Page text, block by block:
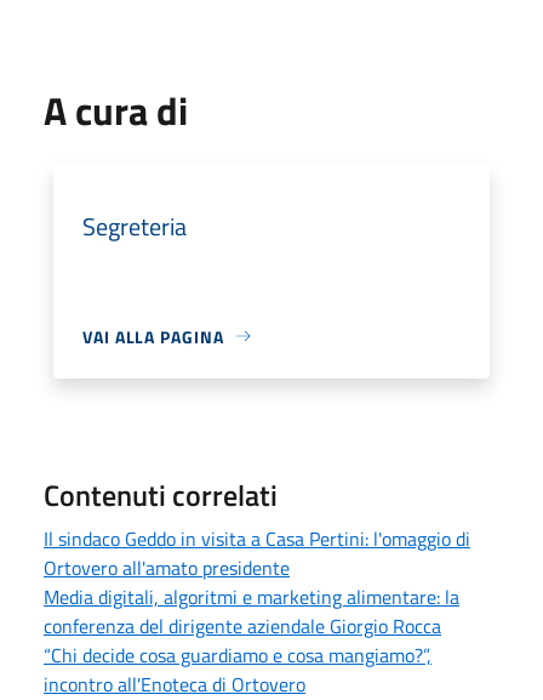
A cura di
Segreteria
VAI ALLA PAGINA
Contenuti correlati
Il sindaco Geddo in visita a Casa Pertini: l'omaggio di
Ortovero all'amato presidente
Media digitali, algoritmi e marketing alimentare: la
conferenza del dirigente aziendale Giorgio Rocca
“Chi decide cosa guardiamo e cosa mangiamo?”,
incontro all'Enoteca di Ortovero